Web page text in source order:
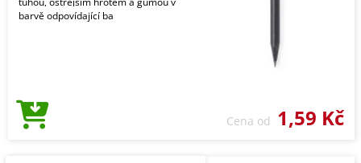
barvě odpovídající ba
Cena od 1,59 Kč